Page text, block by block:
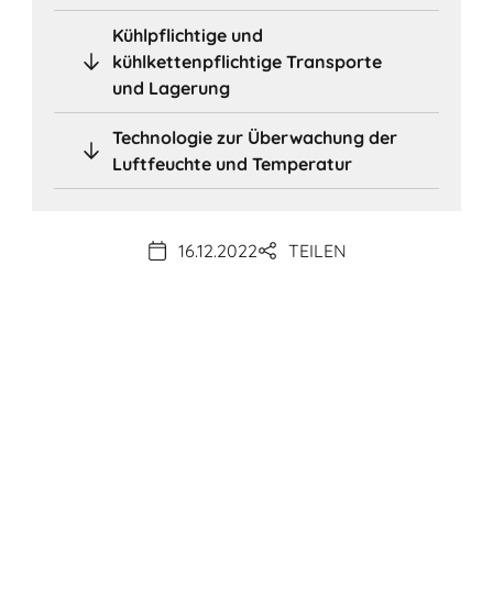
Kühlpflichtige und
kühlkettenpflichtige Transporte
und Lagerung
Technologie zur Überwachung der
Luftfeuchte und Temperatur
16.12.2022 TEILEN